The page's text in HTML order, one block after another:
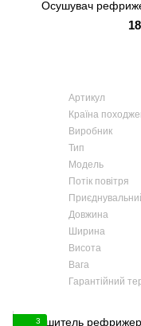
Осушувач
Артикул
Країна
Виробник
Тип
Модель
Потік повітря
Довжина
Ширина
Висота
Вага
Гарантійний
3